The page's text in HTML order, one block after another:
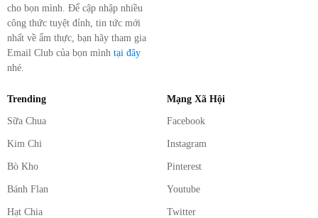
cho bọn mình. Để cập nhập nhiều
công thức tuyệt đỉnh, tin tức mới
nhất về ẩm thực, bạn hãy tham gia
Email Club của bọn mình tại đây
nhé.
Trending
Sữa Chua
Kim Chi
Bò Kho
Bánh Flan
Hạt Chia
Mạng Xã Hội
Facebook
Instagram
Pinterest
Youtube
Twitter